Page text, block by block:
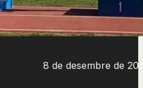
8 de desembre de